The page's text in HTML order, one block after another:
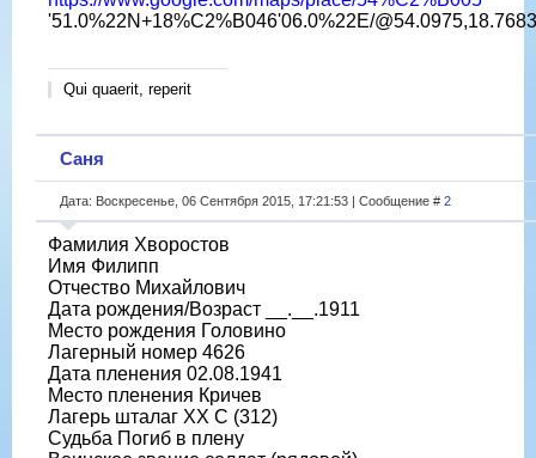
'51.0%22N+18%C2%B046'06.0%22E/
Qui quaerit, reperit
Саня
Дата: Воскресенье, 06 Сентября 2015, 17:21:53 | Сообщение # 2
Фамилия Хворостов
Имя Филипп
Отчество Михайлович
Дата рождения/Возраст __.__.1911
Место рождения Головино
Лагерный номер 4626
Дата пленения 02.08.1941
Место пленения Кричев
Лагерь шталаг XX C (312)
Судьба Погиб в плену